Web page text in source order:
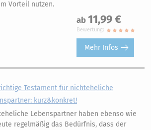
Vorteil nutzen.
ab 11,99 €
Bewertung:
Mehr Infos
Testament für nichteheliche
kurz&konkret!
Lebenspartner haben ebenso wie
regelmäßig das Bedürfnis, dass der